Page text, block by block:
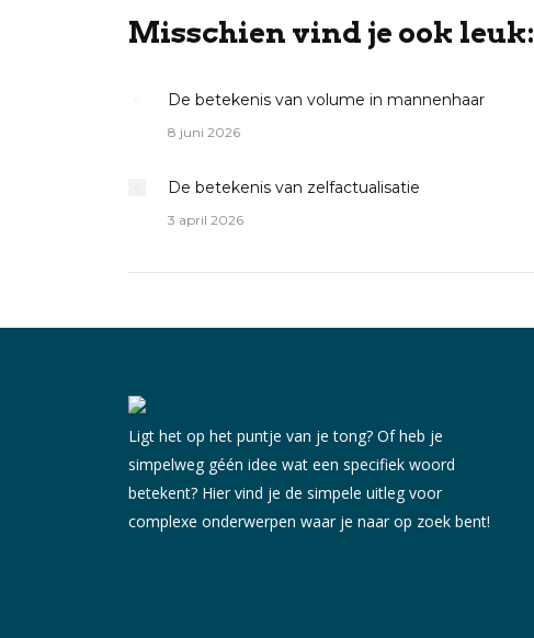
Misschien vind je ook leuk:
De betekenis van volume in mannenhaar
8 juni 2026
De betekenis van zelfactualisatie
3 april 2026
Ligt het op het puntje van je tong? Of heb je
simpelweg géén idee wat een specifiek woord
betekent? Hier vind je de simpele uitleg voor
complexe onderwerpen waar je naar op zoek bent!